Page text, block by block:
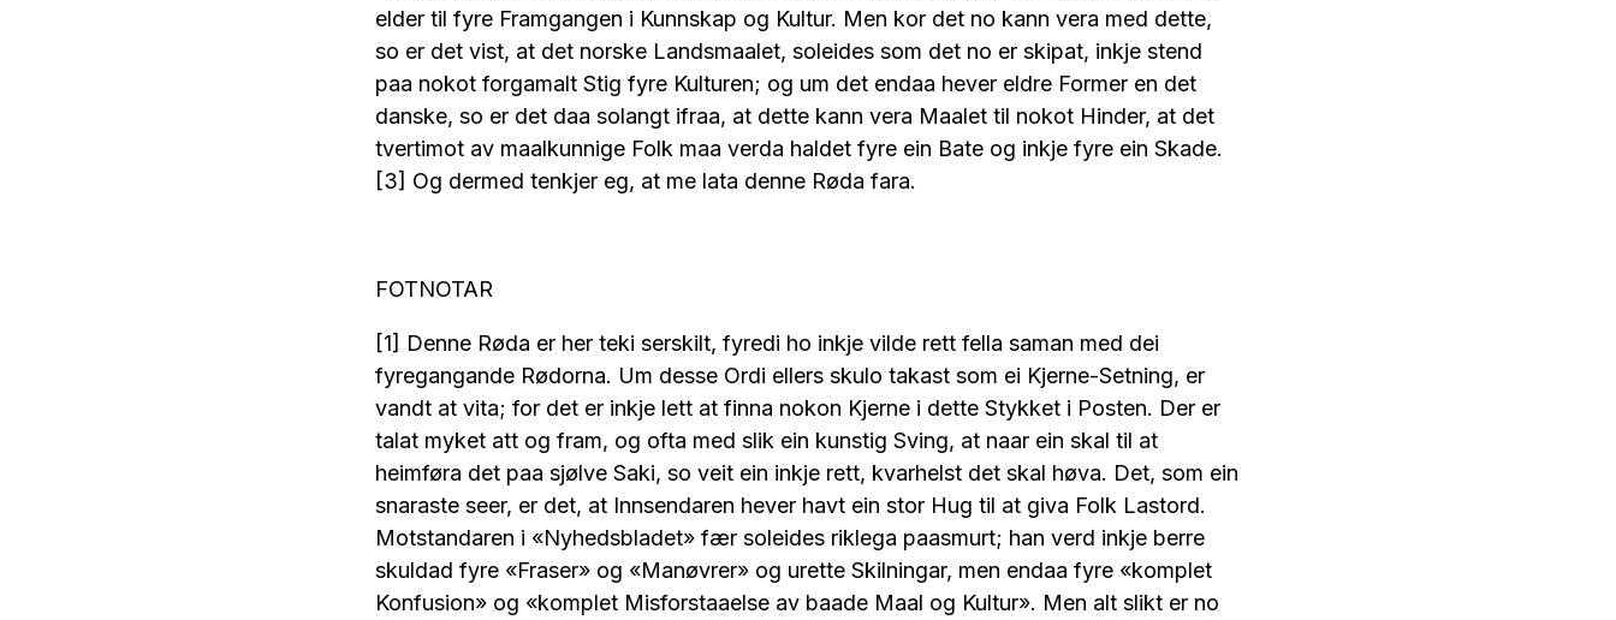
elder til fyre Framgangen i Kunnskap og Kultur. Men kor det no kann vera med dette,
so er det vist, at det norske Landsmaalet, soleides som det no er skipat, inkje stend
paa nokot forgamalt Stig fyre Kulturen; og um det endaa hever eldre Former en det
danske, so er det daa solangt ifraa, at dette kann vera Maalet til nokot Hinder, at det
tvertimot av maalkunnige Folk maa verda haldet fyre ein Bate og inkje fyre ein Skade.
[3] Og dermed tenkjer eg, at me lata denne Røda fara.
FOTNOTAR
[1] Denne Røda er her teki serskilt, fyredi ho inkje vilde rett fella saman med dei
fyregangande Rødorna. Um desse Ordi ellers skulo takast som ei Kjerne-Setning, er
vandt at vita; for det er inkje lett at finna nokon Kjerne i dette Stykket i Posten. Der er
talat myket att og fram, og ofta med slik ein kunstig Sving, at naar ein skal til at
heimføra det paa sjølve Saki, so veit ein inkje rett, kvarhelst det skal høva. Det, som ein
snaraste seer, er det, at Innsendaren hever havt ein stor Hug til at giva Folk Lastord.
Motstandaren i «Nyhedsbladet» fær soleides riklega paasmurt; han verd inkje berre
skuldad fyre «Fraser» og «Manøvrer» og urette Skilningar, men endaa fyre «komplet
Konfusion» og «komplet Misforstaaelse av baade Maal og Kultur». Men alt slikt er no